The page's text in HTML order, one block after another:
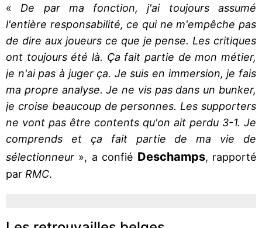
« De par ma fonction, j'ai toujours assumé
l'entière responsabilité, ce qui ne m'empêche pas
de dire aux joueurs ce que je pense. Les critiques
ont toujours été là. Ça fait partie de mon métier,
je n'ai pas à juger ça. Je suis en immersion, je fais
ma propre analyse. Je ne vis pas dans un bunker,
je croise beaucoup de personnes. Les supporters
ne vont pas être contents qu'on ait perdu 3-1. Je
comprends et ça fait partie de ma vie de
sélectionneur », a confié Deschamps, rapporté
par RMC.